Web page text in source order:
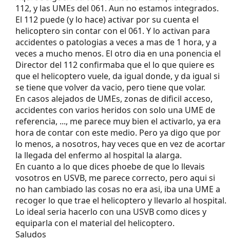
112, y las UMEs del 061. Aun no estamos integrados.
El 112 puede (y lo hace) activar por su cuenta el
helicoptero sin contar con el 061. Y lo activan para
accidentes o patologias a veces a mas de 1 hora, y a
veces a mucho menos. El otro dia en una ponencia el
Director del 112 confirmaba que el lo que quiere es
que el helicoptero vuele, da igual donde, y da igual si
se tiene que volver da vacio, pero tiene que volar.
En casos alejados de UMEs, zonas de dificil acceso,
accidentes con varios heridos con solo una UME de
referencia, ..., me parece muy bien el activarlo, ya era
hora de contar con este medio. Pero ya digo que por
lo menos, a nosotros, hay veces que en vez de acortar
la llegada del enfermo al hospital la alarga.
En cuanto a lo que dices phoebe de que lo llevais
vosotros en USVB, me parece correcto, pero aqui si
no han cambiado las cosas no era asi, iba una UME a
recoger lo que trae el helicoptero y llevarlo al hospital.
Lo ideal seria hacerlo con una USVB como dices y
equiparla con el material del helicoptero.
Saludos